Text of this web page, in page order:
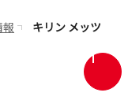
報
キリン メッツ
画
面